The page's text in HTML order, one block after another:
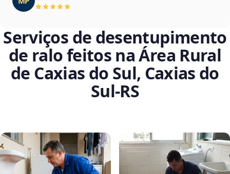
Serviços de desentupimento
de ralo feitos na Área Rural
de Caxias do Sul, Caxias do
Sul‑RS